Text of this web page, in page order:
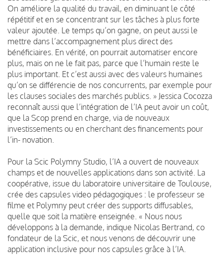
On améliore la qualité du travail, en diminuant le côté
répétitif et en se concentrant sur les tâches à plus forte
valeur ajoutée. Le temps qu’on gagne, on peut aussi le
mettre dans l’accompagnement plus direct des
bénéficiaires. En vérité, on pourrait automatiser encore
plus, mais on ne le fait pas, parce que l’humain reste le
plus important. Et c’est aussi avec des valeurs humaines
qu’on se différencie de nos concurrents, par exemple pour
les clauses sociales des marchés publics. » Jessica Cocozza
reconnaît aussi que l’intégration de l’IA peut avoir un coût,
que la Scop prend en charge, via de nouveaux
investissements ou en cherchant des financements pour
l’in- novation.
Pour la Scic Polymny Studio, l’IA a ouvert de nouveaux
champs et de nouvelles applications dans son activité. La
coopérative, issue du laboratoire universitaire de Toulouse,
crée des capsules video pédagogiques : le professeur se
filme et Polymny peut créer des supports diffusables,
quelle que soit la matière enseignée. « Nous nous
développons à la demande, indique Nicolas Bertrand, co
fondateur de la Scic, et nous venons de découvrir une
application inclusive pour nos capsules grâce à l’IA.